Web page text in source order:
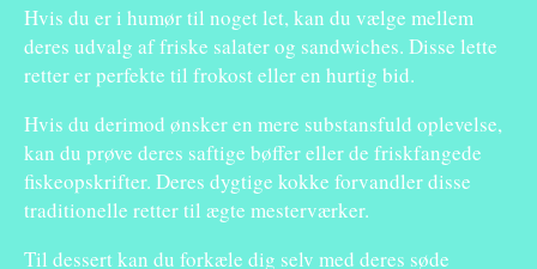
Hvis du er i humør til noget let, kan du vælge mellem
deres udvalg af friske salater og sandwiches. Disse lette
retter er perfekte til frokost eller en hurtig bid.
Hvis du derimod ønsker en mere substansfuld oplevelse,
kan du prøve deres saftige bøffer eller de friskfangede
fiskeopskrifter. Deres dygtige kokke forvandler disse
traditionelle retter til ægte mesterværker.
Til dessert kan du forkæle dig selv med deres søde